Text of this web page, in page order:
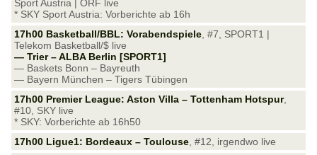
Sport Austria | ORF live
* SKY Sport Austria: Vorberichte ab 16h
17h00 Basketball/BBL: Vorabendspiele , #7, SPORT1 |
Telekom Basketball/$ live
— Trier – ALBA Berlin [SPORT1]
— Baskets Bonn – Bayreuth
— Bayern München – Tigers Tübingen
17h00 Premier League: Aston Villa – Tottenham Hotspur,
#10, SKY live
* SKY: Vorberichte ab 16h50
17h00 Ligue1: Bordeaux – Toulouse , #12, irgendwo live